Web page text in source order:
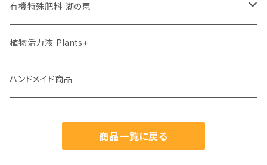
お試しセット
屋内向けセット
屋外向けセット
有機特殊肥料 湖の恵
添加タイプ 350g
混合タイプ 屋内用2kg
植物活力液 Plants+
ハンドメイド商品
商品一覧に戻る